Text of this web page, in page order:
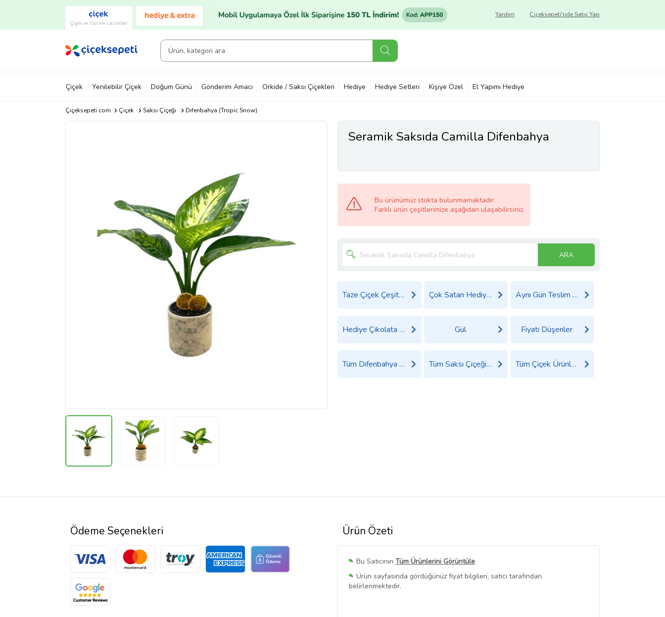
Çiçek ve Gurme Lezzetler
Çiçeksepeti'nde Satış Yap
Yardım
Çiçek Yenilebilir Çiçek Doğum Günü Gönderim Amacı Orkide / Saksı Çiçekleri Hediye Hediye Setleri Kişiye Özel El Yapımı Hediye
Çiçeksepeti.com Çiçek Saksı Çiçeği Difenbahya (Tropic Snow)
Seramik Saksıda Camilla Difenbahya
Bu ürünümüz stokta bulunmamaktadır.
Farklı ürün çeşitlerimize aşağıdan ulaşabilirsiniz.
ARA
Taze Çiçek Çeşitleri Çok Satan Hediyeler Aynı Gün Teslim Çiçek
Hediye Çikolata Çeşitleri Gül Fiyatı Düşenler
Tüm Difenbahya (Tropic Snow) Ürünleri Tüm Saksı Çiçeği Ürünleri Tüm Çiçek Ürünleri
Ürün Özeti
Bu Satıcının Tüm Ürünlerini Görüntüle
Ürün sayfasında gördüğünüz fiyat bilgileri, satıcı tarafından
belirlenmektedir.
Ödeme Seçenekleri